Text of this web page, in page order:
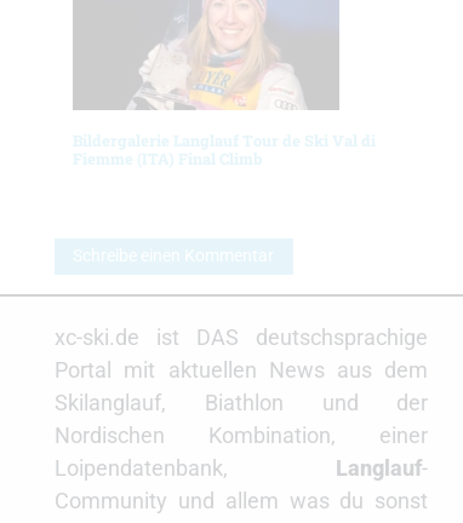
Bildergalerie Langlauf Tour de Ski Val di
Fiemme (ITA) Final Climb
Schreibe einen Kommentar
xc-ski.de ist DAS deutschsprachige
Portal mit aktuellen News aus dem
Skilanglauf, Biathlon und der
Nordischen Kombination, einer
Loipendatenbank, Langlauf-
Community und allem was du sonst